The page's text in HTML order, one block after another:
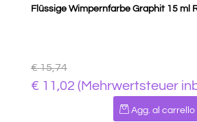
Flüssige Wimpernfarbe Graphit 15 ml
€ 15,74
€ 11,02 (Mehrwertsteuer
Quantità
Agg. al carrello